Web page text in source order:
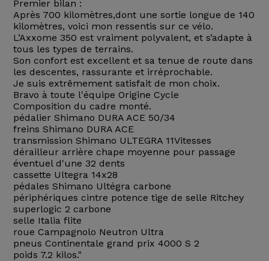
Premier bilan :
Après 700 kilomètres,dont une sortie longue de 140
kilomètres, voici mon ressentis sur ce vélo.
L’Axxome 350 est vraiment polyvalent, et s’adapte à
tous les types de terrains.
Son confort est excellent et sa tenue de route dans
les descentes, rassurante et irréprochable.
Je suis extrêmement satisfait de mon choix.
Bravo à toute l'équipe Origine Cycle
Composition du cadre monté.
pédalier Shimano DURA ACE 50/34
freins Shimano DURA ACE
transmission Shimano ULTEGRA 11Vitesses
dérailleur arrière chape moyenne pour passage
éventuel d'une 32 dents
cassette Ultegra 14x28
pédales Shimano Ultégra carbone
périphériques cintre potence tige de selle Ritchey
superlogic 2 carbone
selle Italia flite
roue Campagnolo Neutron Ultra
pneus Continentale grand prix 4000 S 2
poids 7.2 kilos."